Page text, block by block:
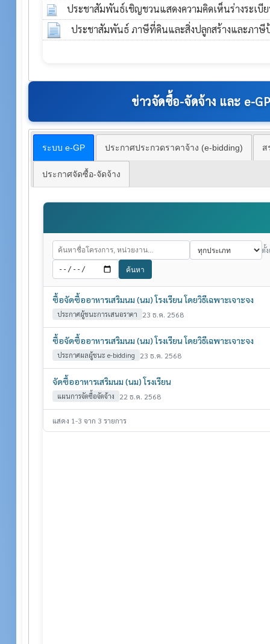
ประชามติ พ.ศ. 2569
26 ม.ค. 2569
ประชาสัมพันธ์เชิญชวนแสดงความคิดเห็นร่างระเบีย
ด้วยหลักเกณฑ์และวิธีการเลือกตั้งผู้แทนฝ่ายนายจ้า
ประชาสัมพันธ์ ภาษีที่ดินและสิ่งปลูกสร้างและภาษี
ข่าวจัดซื้อ-จัดจ้าง และ e-
ระบบ e-GP ประกาศประกวดราคาจ้าง (e-bidding) ส
ประกาศจัดซื้อ-จัดจ้าง